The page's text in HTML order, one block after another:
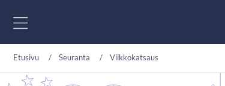
Etusivu Seuranta Viikkokatsaus